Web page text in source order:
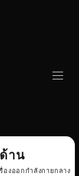
Search
าน
องออกกำลังกายกลาง